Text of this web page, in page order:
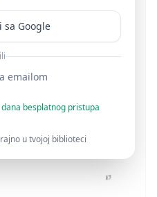
sa Google
emailom
besplatnog pristupa
u tvojoj biblioteci